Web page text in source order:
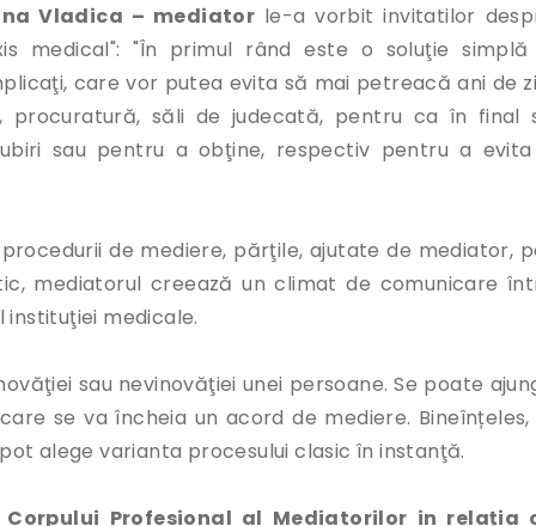
Vladica – mediator le-a vorbit invitatilor
medical": "În primul rând este o soluţie simplă
care vor putea evita să mai petreacă ani de
procuratură, săli de judecată, pentru ca în final
sau pentru a obţine, respectiv pentru a
de mediere, părţile, ajutate de mediator,
mediatorul creează un climat de comunicare
medicale.
sau nevinovăţiei unei persoane. Se poate
se va încheia un acord de mediere. Bineînțeles,
alege varianta procesului clasic în instanţă.
Profesional al Mediatorilor in relația